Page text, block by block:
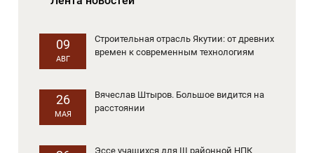
09
АВГ
Строительная отрасль Якутии: от древних
времен к современным технологиям
26
МАЯ
Вячеслав Штыров. Большое видится на
расстоянии
Эссе учащихся для III районной НПК